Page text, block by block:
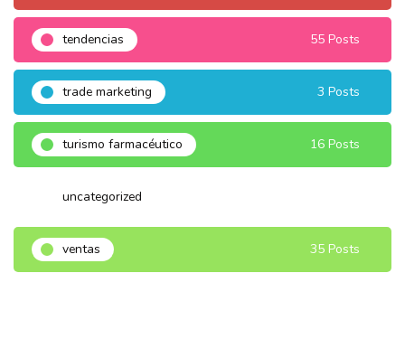
tendencias 55 Posts
trade marketing 3 Posts
turismo farmacéutico 16 Posts
uncategorized
ventas 35 Posts